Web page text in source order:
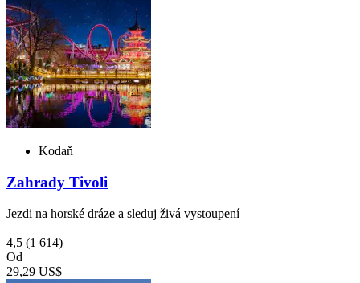
Kodaň
Zahrady Tivoli
Jezdi na horské dráze a sleduj živá vystoupení
4,5 (1 614)
Od
29,29 US$